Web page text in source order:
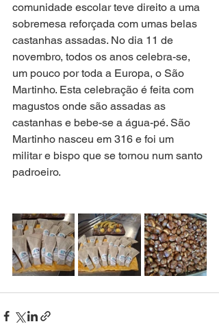
comunidade escolar teve direito a uma
sobremesa reforçada com umas belas
castanhas assadas. No dia 11 de
novembro, todos os anos celebra-se,
um pouco por toda a Europa, o São
Martinho. Esta celebração é feita com
magustos onde são assadas as
castanhas e bebe-se a água-pé. São
Martinho nasceu em 316 e foi um
militar e bispo que se tornou num santo
padroeiro.